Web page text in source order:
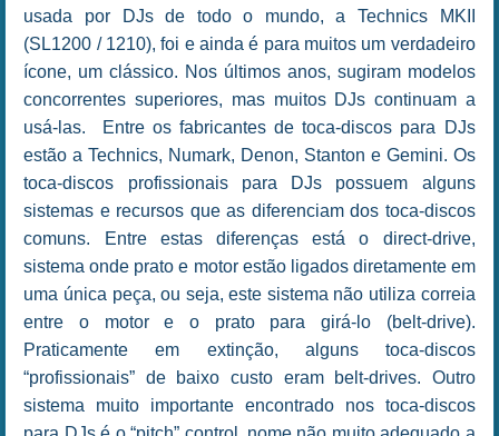
usada por DJs de todo o mundo, a Technics MKII
(SL1200 / 1210), foi e ainda é para muitos um verdadeiro
ícone, um clássico. Nos últimos anos, sugiram modelos
concorrentes superiores, mas muitos DJs continuam a
usá-las. Entre os fabricantes de toca-discos para DJs
estão a Technics, Numark, Denon, Stanton e Gemini. Os
toca-discos profissionais para DJs possuem alguns
sistemas e recursos que as diferenciam dos toca-discos
comuns. Entre estas diferenças está o direct-drive,
sistema onde prato e motor estão ligados diretamente em
uma única peça, ou seja, este sistema não utiliza correia
entre o motor e o prato para girá-lo (belt-drive).
Praticamente em extinção, alguns toca-discos
“profissionais” de baixo custo eram belt-drives. Outro
sistema muito importante encontrado nos toca-discos